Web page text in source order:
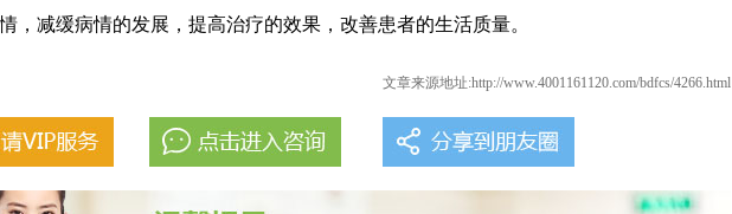
，减缓病情的发展，提高治疗的效果，改善患者的生活质量。
文章来源地址:http://www.4001161120.com/bdfcs/4266.html